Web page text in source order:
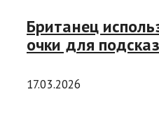
Британец
очки для
17.03.2026